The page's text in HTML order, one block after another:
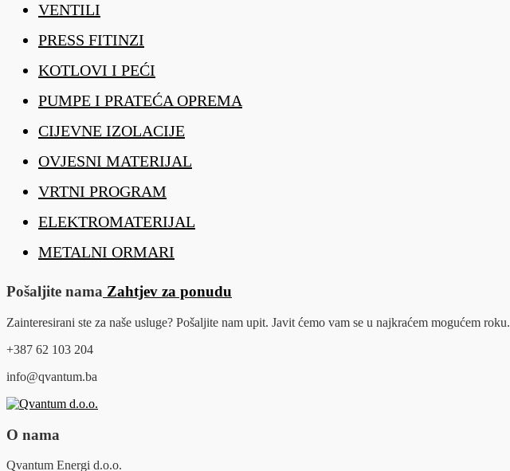
VENTILI
PRESS FITINZI
KOTLOVI I PEĆI
PUMPE I PRATEĆA OPREMA
CIJEVNE IZOLACIJE
OVJESNI MATERIJAL
VRTNI PROGRAM
ELEKTROMATERIJAL
METALNI ORMARI
Pošaljite nama Zahtjev za ponudu
Zainteresirani ste za naše usluge? Pošaljite nam upit. Javit ćemo vam se u najkraćem mogućem roku.
+387 62 103 204
info@qvantum.ba
O nama
Qvantum Energi d.o.o.